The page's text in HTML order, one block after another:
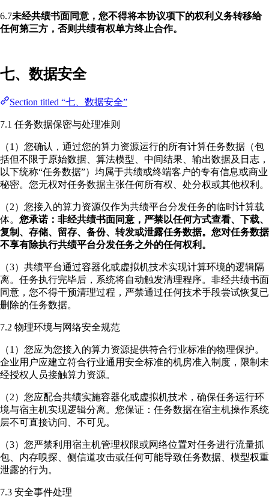
6.7未经共绩书面同意，您不得将本协议项下的权利义务转移给
任何第三方，否则共绩有权单方终止合作。
七、数据安全
Section titled “七、数据安全”
7.1 任务数据保密与处理准则
（1）您确认，通过您的算力资源运行的所有计算任务数据（包
括但不限于原始数据、算法模型、中间结果、输出数据及日志，
以下统称“任务数据”）均属于共绩或终端客户的专有信息或商业
秘密。您无权对任务数据主张任何所有权、处分权或其他权利。
（2）您接入的算力资源仅作为共绩平台分发任务的临时计算载
体。 您承诺：非经共绩书面同意，严禁以任何方式查看、下载、
复制、存储、留存、备份、转发或泄露任务数据。您对任务数据
不享有除执行共绩平台分发任务之外的任何权利。
（3）共绩平台通过容器化或虚拟机技术实现计算环境的逻辑隔
离。任务执行完毕后，系统将自动触发清理程序。非经共绩书面
同意，您不得干预清理过程，严禁通过任何技术手段尝试恢复已
删除的任务数据。
7.2 物理环境与网络安全规范
（1）您应为您接入的算力资源提供符合行业标准的物理保护。
企业用户应建立符合行业通用安全标准的机房准入制度，限制未
经授权人员接触算力资源。
（2）您应配合共绩实施容器化或虚拟机技术，确保任务运行环
境与宿主机实现逻辑分离。您保证：任务数据在宿主机操作系统
层不可直接访问、不可见。
（3）您严禁利用宿主机管理权限或网络位置对任务进行流量抓
包、内存嗅探、侧信道攻击或任何可能导致任务数据、模型权重
泄露的行为。
7.3 安全事件处理